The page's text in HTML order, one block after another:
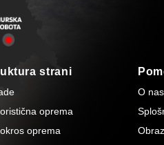
strani
oprema
oprema
O nas